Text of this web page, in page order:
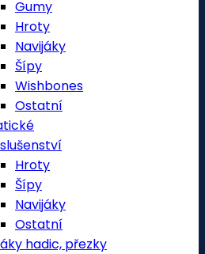
Gumy
Hroty
Navijáky
Šípy
Wishbones
Ostatní
Hroty
Šípy
Navijáky
Ostatní
hadic, přezky